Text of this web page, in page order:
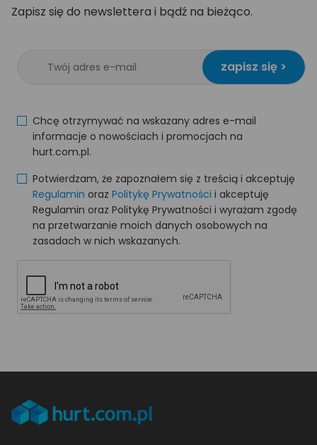
Zapisz się do newslettera i bądź na bieżąco.
zapisz się >
Chcę otrzymywać na wskazany adres e-mail
informacje o nowościach i promocjach na
hurt.com.pl.
Potwierdzam, że zapoznałem się z treścią i akceptuję
Regulamin oraz Politykę Prywatności i akceptuję
Regulamin oraz Politykę Prywatności i wyrażam zgodę
na przetwarzanie moich danych osobowych na
zasadach w nich wskazanych.